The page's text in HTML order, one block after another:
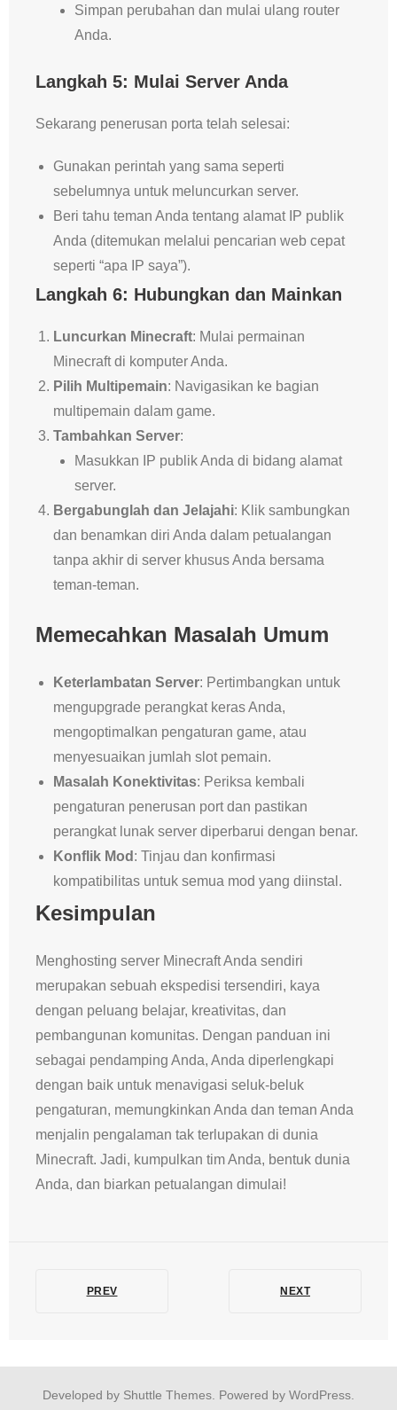
Simpan perubahan dan mulai ulang router
Anda.
Langkah 5: Mulai Server Anda
Sekarang penerusan porta telah selesai:
Gunakan perintah yang sama seperti
sebelumnya untuk meluncurkan server.
Beri tahu teman Anda tentang alamat IP publik
Anda (ditemukan melalui pencarian web cepat
seperti “apa IP saya”).
Langkah 6: Hubungkan dan Mainkan
Luncurkan Minecraft: Mulai permainan
Minecraft di komputer Anda.
Pilih Multipemain: Navigasikan ke bagian
multipemain dalam game.
Tambahkan Server:
Masukkan IP publik Anda di bidang alamat
server.
Bergabunglah dan Jelajahi: Klik sambungkan
dan benamkan diri Anda dalam petualangan
tanpa akhir di server khusus Anda bersama
teman-teman.
Memecahkan Masalah Umum
Keterlambatan Server: Pertimbangkan untuk
mengupgrade perangkat keras Anda,
mengoptimalkan pengaturan game, atau
menyesuaikan jumlah slot pemain.
Masalah Konektivitas: Periksa kembali
pengaturan penerusan port dan pastikan
perangkat lunak server diperbarui dengan benar.
Konflik Mod : Tinjau dan konfirmasi
kompatibilitas untuk semua mod yang diinstal.
Kesimpulan
Menghosting server Minecraft Anda sendiri
merupakan sebuah ekspedisi tersendiri, kaya
dengan peluang belajar, kreativitas, dan
pembangunan komunitas. Dengan panduan ini
sebagai pendamping Anda, Anda diperlengkapi
dengan baik untuk menavigasi seluk-beluk
pengaturan, memungkinkan Anda dan teman Anda
menjalin pengalaman tak terlupakan di dunia
Minecraft. Jadi, kumpulkan tim Anda, bentuk dunia
Anda, dan biarkan petualangan dimulai!
PREV NEXT
Developed by Shuttle Themes . Powered by WordPress